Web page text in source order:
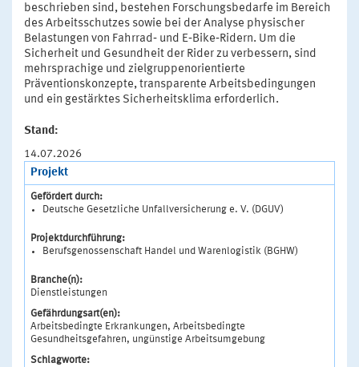
beschrieben sind, bestehen Forschungsbedarfe im Bereich
des Arbeitsschutzes sowie bei der Analyse physischer
Belastungen von Fahrrad‑ und E‑Bike‑Ridern. Um die
Sicherheit und Gesundheit der Rider zu verbessern, sind
mehrsprachige und zielgruppenorientierte
Präventionskonzepte, transparente Arbeitsbedingungen
und ein gestärktes Sicherheitsklima erforderlich.
Stand:
14.07.2026
Projekt
Gefördert durch:
Deutsche Gesetzliche Unfallversicherung e. V. (DGUV)
Projektdurchführung:
Berufsgenossenschaft Handel und Warenlogistik (BGHW)
Branche(n):
Dienstleistungen
Gefährdungsart(en):
Arbeitsbedingte Erkrankungen, Arbeitsbedingte
Gesundheitsgefahren, ungünstige Arbeitsumgebung
Schlagworte: